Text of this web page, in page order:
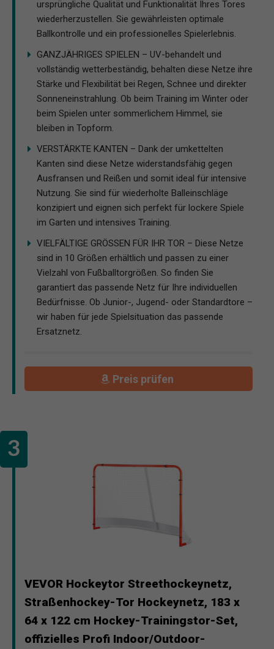
ursprüngliche Qualität und Funktionalität Ihres Tores
wiederherzustellen. Sie gewährleisten optimale
Ballkontrolle und ein professionelles Spielerlebnis.
GANZJÄHRIGES SPIELEN – UV-behandelt und
vollständig wetterbeständig, behalten diese Netze ihre
Stärke und Flexibilität bei Regen, Schnee und direkter
Sonneneinstrahlung. Ob beim Training im Winter oder
beim Spielen unter sommerlichem Himmel, sie
bleiben in Topform.
VERSTÄRKTE KANTEN – Dank der umkettelten
Kanten sind diese Netze widerstandsfähig gegen
Ausfransen und Reißen und somit ideal für intensive
Nutzung. Sie sind für wiederholte Balleinschläge
konzipiert und eignen sich perfekt für lockere Spiele
im Garten und intensives Training.
VIELFÄLTIGE GRÖSSEN FÜR IHR TOR – Diese Netze
sind in 10 Größen erhältlich und passen zu einer
Vielzahl von Fußballtorgrößen. So finden Sie
garantiert das passende Netz für Ihre individuellen
Bedürfnisse. Ob Junior-, Jugend- oder Standardtore –
wir haben für jede Spielsituation das passende
Ersatznetz.
Preis prüfen
VEVOR Hockeytor Streethockeynetz,
Straßenhockey-Tor Hockeynetz, 183 x
64 x 122 cm Hockey-Trainingstor-Set,
offizielles Profi Indoor/Outdoor-